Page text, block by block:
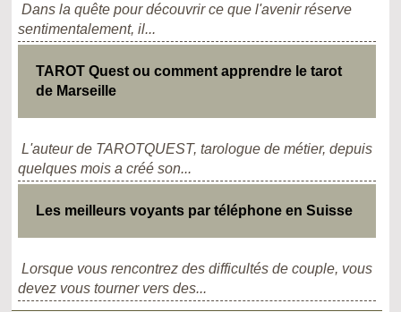
Dans la quête pour découvrir ce que l'avenir réserve
sentimentalement, il...
TAROT Quest ou comment apprendre le tarot
de Marseille
L'auteur de TAROTQUEST, tarologue de métier, depuis
quelques mois a créé son...
Les meilleurs voyants par téléphone en Suisse
Lorsque vous rencontrez des difficultés de couple, vous
devez vous tourner vers des...